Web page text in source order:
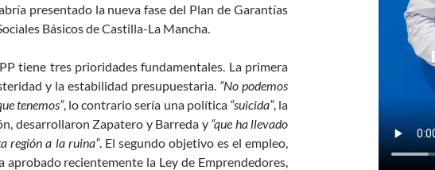
presentado la nueva fase del Plan de Garantías
Básicos de Castilla-La Mancha.
tiene tres prioridades fundamentales. La primera
y la estabilidad presupuestaria. “No podemos
tenemos”, lo contrario sería una política “suicida”, la
desarrollaron Zapatero y Barreda y “que ha llevado
región a la ruina”. El segundo objetivo es el empleo,
aprobado recientemente la Ley de Emprendedores,